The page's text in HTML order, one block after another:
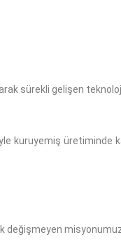
sürekli gelişen
kuruyemiş
değişmeyen